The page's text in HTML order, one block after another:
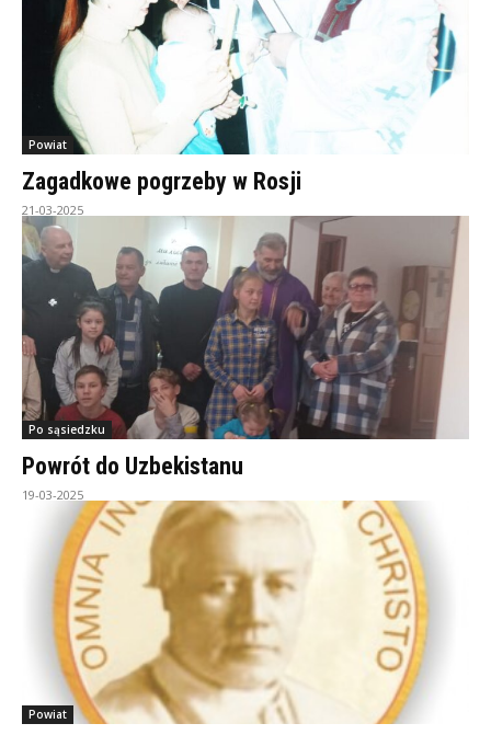
Powiat
Zagadkowe pogrzeby w Rosji
21-03-2025
Po sąsiedzku
Powrót do Uzbekistanu
19-03-2025
Powiat